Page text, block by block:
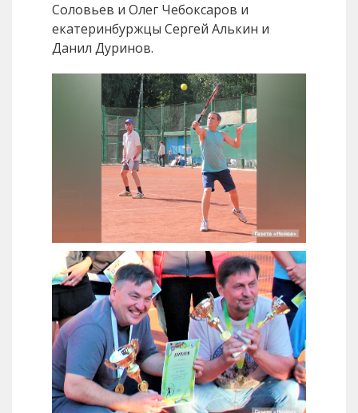
Соловьев и Олег Чебоксаров и
екатеринбуржцы Сергей Алькин и
Данил Дуринов.